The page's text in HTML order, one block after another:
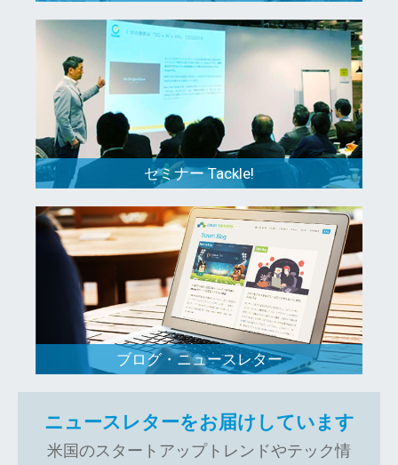
セミナー Tackle!
ブログ・ニュースレター
ニュースレターをお届けしています
米国のスタートアップトレンドやテック情